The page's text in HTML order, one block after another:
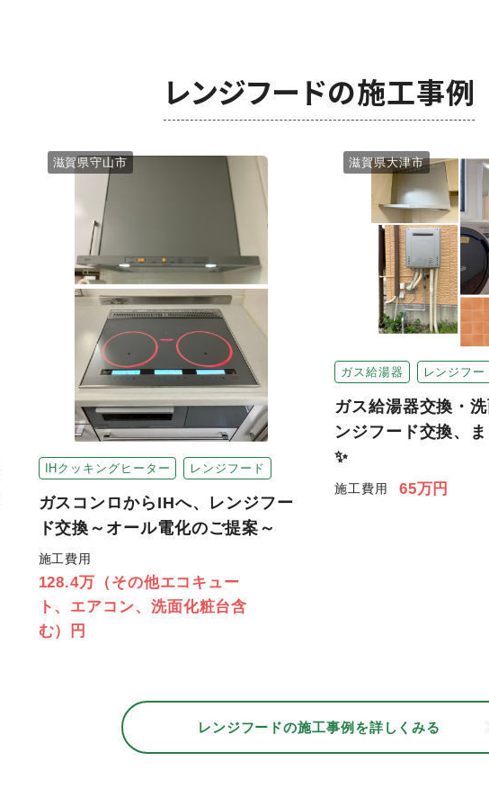
レンジフードの施工事例
IHクッキングヒーター レンジフード
滋賀県守山市
ガスコンロからIHへ、レンジフー
ド交換～オール電化のご提案～
施工費用
128.4万（その他エコキュー
ト、エアコン、洗面化粧台含
む）円
ガス給湯器 レンジフー
滋賀県大津市
ガス給湯器交換・
ンジフード交換、
✨
施工費用 65万円
レンジフードの施工事例を詳しくみる